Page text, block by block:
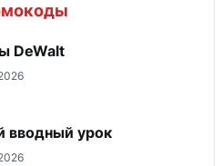
DeWalt
вводный урок